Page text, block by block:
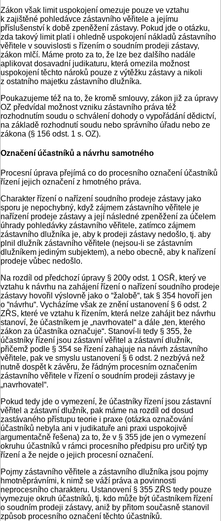
Zákon však limit uspokojení omezuje pouze ve vztahu
k zajištěné pohledávce zástavního věřitele a jejímu
příslušenství k době zpeněžení zástavy. Pokud jde o otázku,
zda takový limit platí i ohledně uspokojení nákladů zástavního
věřitele v souvislosti s řízením o soudním prodeji zástavy,
zákon mlčí. Máme proto za to, že lze bez dalšího nadále
aplikovat dosavadní judikaturu, která omezila možnost
uspokojení těchto nároků pouze z výtěžku zástavy a nikoli
z ostatního majetku zástavního dlužníka.
Poukazujeme též na to, že kromě smlouvy, zákon již za úpravy
OZ předvídal možnost vzniku zástavního práva též
rozhodnutím soudu o schválení dohody o vypořádání dědictví,
na základě rozhodnutí soudu nebo správního úřadu nebo ze
zákona (§ 156 odst. 1 s. OZ).
Označení účastníků a návrhu samotného
Procesní úprava přejímá co do procesního označení účastníků
řízení jejich označení z hmotného práva.
Charakter řízení o nařízení soudního prodeje zástavy jako
sporu je nepochybný, když zájmem zástavního věřitele je
nařízení prodeje zástavy a její následné zpeněžení za účelem
úhrady pohledávky zástavního věřitele, zatímco zájmem
zástavního dlužníka je, aby k prodeji zástavy nedošlo, tj. aby
plnil dlužník zástavního věřitele (nejsou-li se zástavním
dlužníkem jediným subjektem), a nebo obecně, aby k nařízení
prodeje vůbec nedošlo.
Na rozdíl od předchozí úpravy § 200y odst. 1 OSŘ, který ve
vztahu k návrhu na zahájení řízení o nařízení soudního prodeje
zástavy hovořil výslovně jako o “žalobě“, tak § 354 hovoří jen
o “návrhu“. Vycházíme však ze znění ustanovení § 6 odst. 2
ZŘS, které ve vztahu k řízením, která nelze zahájit bez návrhu
stanoví, že účastníkem je „navrhovatel“ a dále „ten, kterého
zákon za účastníka označuje“. Stanoví-li tedy § 355, že
účastníky řízení jsou zástavní věřitel a zástavní dlužník,
přičemž podle § 354 se řízení zahajuje na návrh zástavního
věřitele, pak ve smyslu ustanovení § 6 odst. 2 nezbývá než
nutně dospět k závěru, že řádným procesním označením
zástavního věřitele v řízení o soudním prodeji zástavy je
„navrhovatel“.
Pokud tedy jde o vymezení, že účastníky řízení jsou zástavní
věřitel a zástavní dlužník, pak máme na rozdíl od dosud
zastávaného přístupu teorie i praxe (otázka označování
účastníků nebyla ani v judikatuře ani praxi uspokojivě
argumentačně řešena) za to, že v § 355 jde jen o vymezení
okruhu účastníků v rámci procesního předpisu pro určitý typ
řízení a že nejde o jejich procesní označení.
Pojmy zástavního věřitele a zástavního dlužníka jsou pojmy
hmotněprávními, k nimž se váží práva a povinnosti
neprocesního charakteru. Ustanovení § 355 ZŘS tedy pouze
vymezuje okruh účastníků, tj. kdo může být účastníkem řízení
o soudním prodeji zástavy, aniž by přitom současně stanovil
způsob procesního označení těchto účastníků.